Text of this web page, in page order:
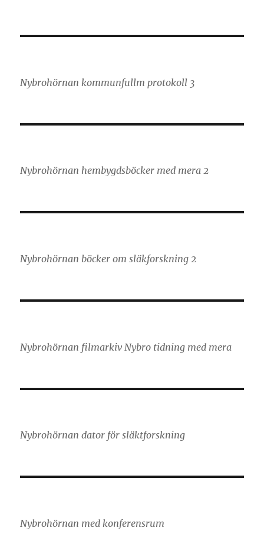
Nybrohörnan kommunfullm protokoll 3
Nybrohörnan hembygdsböcker med mera 2
Nybrohörnan böcker om släkforskning 2
Nybrohörnan filmarkiv Nybro tidning med mera
Nybrohörnan dator för släktforskning
Nybrohörnan med konferensrum